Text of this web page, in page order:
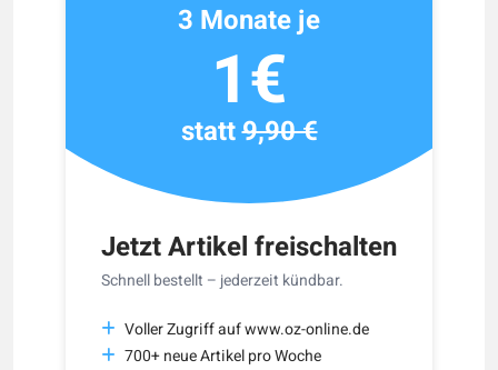
Jetzt Artikel freischalten
Schnell bestellt – jederzeit kündbar.
Voller Zugriff auf www.oz-online.de
700+ neue Artikel pro Woche
3 Monate je
1€
statt9,90 €